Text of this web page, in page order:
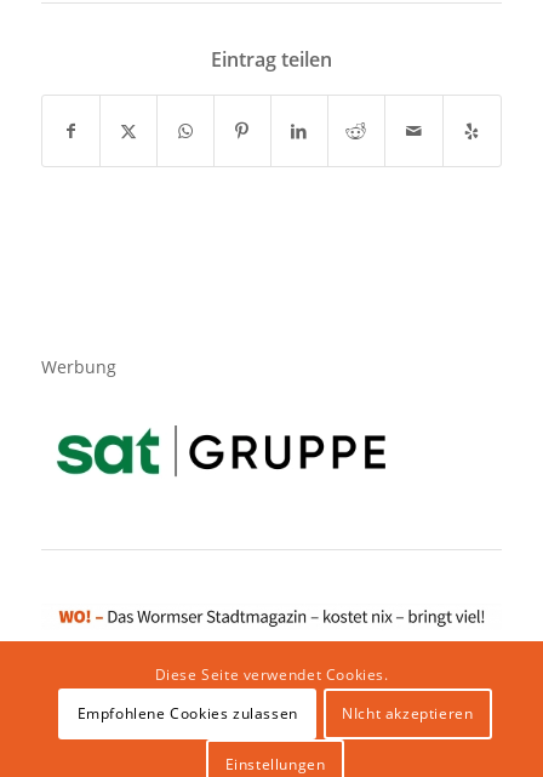
Eintrag teilen
Werbung
Impressum|Datenschutzerklärung|Website von klicklabor.de |
Diese Seite verwendet Cookies.
Empfohlene Cookies zulassen
NIcht akzeptieren
Einstellungen